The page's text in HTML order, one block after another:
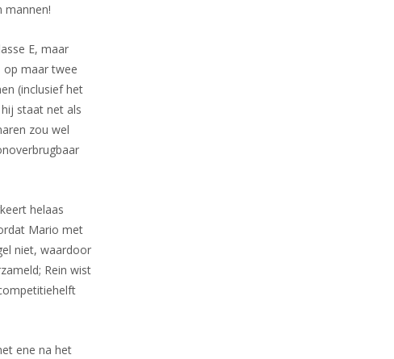
mannen!
E, maar
op maar twee
(inclusief het
staat net als
zou wel
helaas
Mario met
niet, waardoor
Rein wist
ene na het